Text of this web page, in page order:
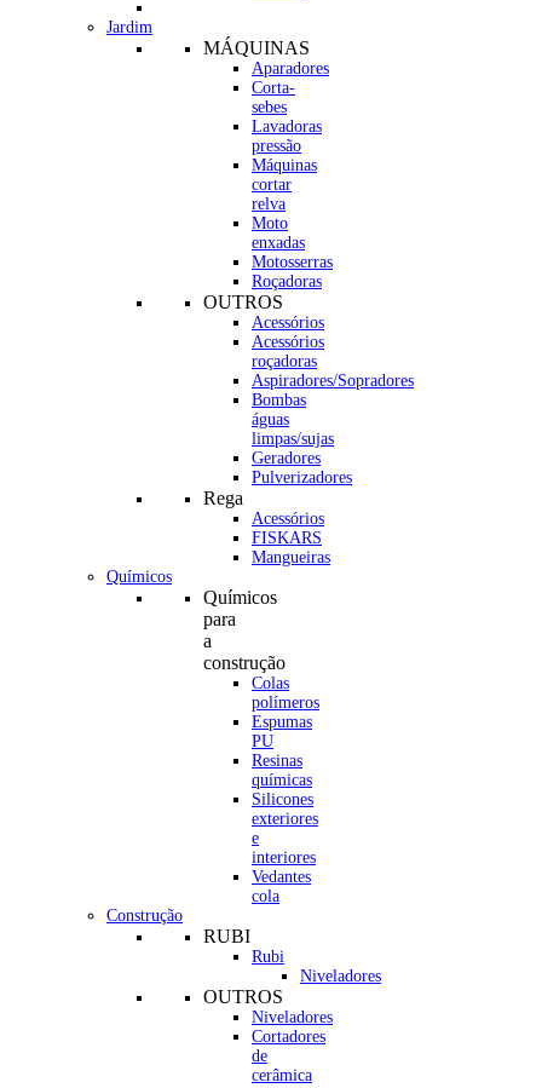
Jardim
MÁQUINAS
Aparadores
Corta-
sebes
Lavadoras
pressão
Máquinas
cortar
relva
Moto
enxadas
Motosserras
Roçadoras
OUTROS
Acessórios
Acessórios
roçadoras
Aspiradores/Sopradores
Bombas
águas
limpas/sujas
Geradores
Pulverizadores
Rega
Acessórios
FISKARS
Mangueiras
Químicos
Químicos
para
a
construção
Colas
polímeros
Espumas
PU
Resinas
químicas
Silicones
exteriores
e
interiores
Vedantes
cola
Construção
RUBI
Rubi
Niveladores
OUTROS
Niveladores
Cortadores
de
cerâmica